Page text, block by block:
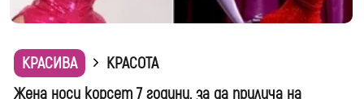
КРАСИВА
КРАСОТА
Жена носи корсет 7 години, за да прилича на